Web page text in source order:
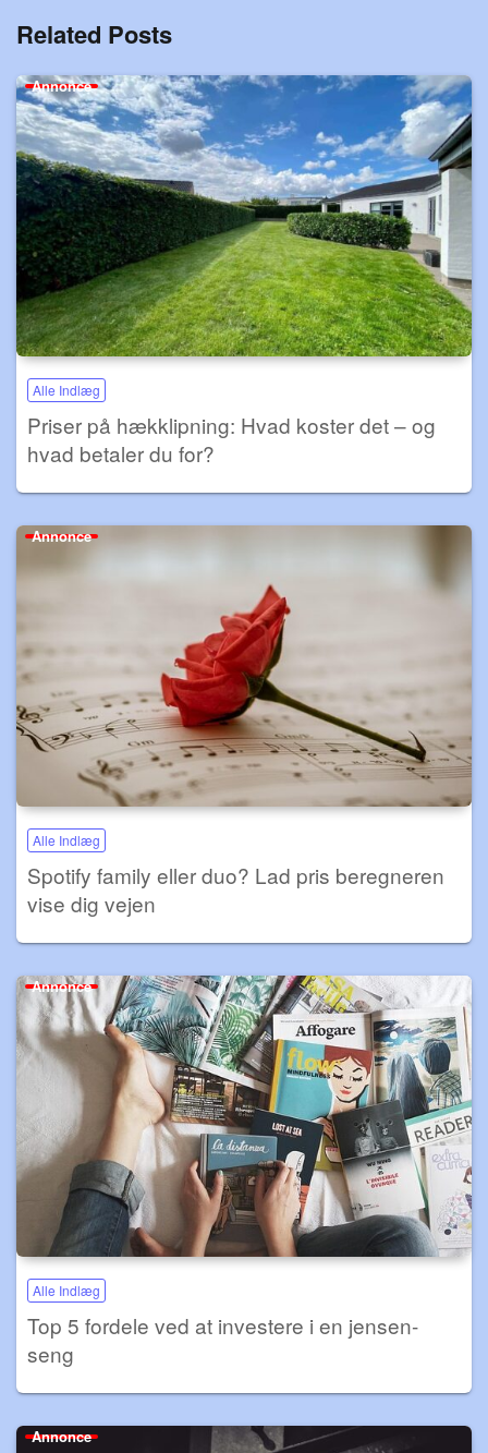
Related Posts
Annonce
Alle Indlæg
Priser på hækklipning: Hvad koster det – og
hvad betaler du for?
Annonce
Alle Indlæg
Spotify family eller duo? Lad pris beregneren
vise dig vejen
Annonce
Alle Indlæg
Top 5 fordele ved at investere i en jensen-
seng
Annonce